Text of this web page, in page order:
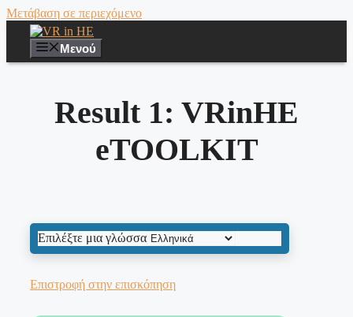
Μετάβαση σε περιεχόμενο
Μενού
Result 1: VRinHE
eTOOLKIT
Επιλέξτε μια γλώσσα
Επιστροφή στην επισκόπηση